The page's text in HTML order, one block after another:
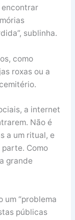
encontrar
sublinha.
como
roxas ou a
a internet
Não é
a um ritual, e
Como
grande
um “problema
públicas